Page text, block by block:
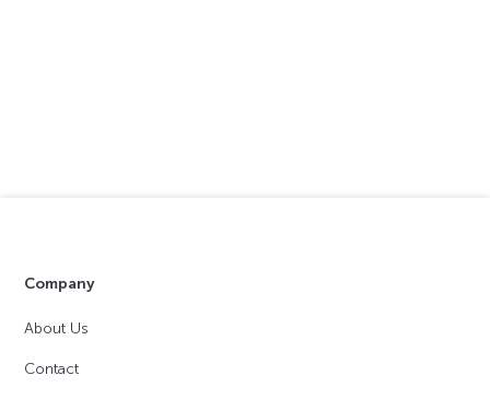
Company
About Us
Contact